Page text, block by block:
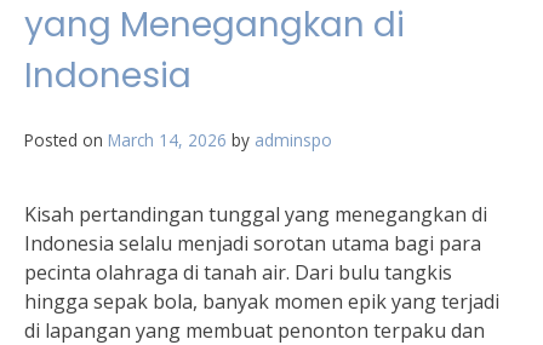
yang Menegangkan di
Indonesia
Posted on March 14, 2026 by adminspo
Kisah pertandingan tunggal yang menegangkan di
Indonesia selalu menjadi sorotan utama bagi para
pecinta olahraga di tanah air. Dari bulu tangkis
hingga sepak bola, banyak momen epik yang terjadi
di lapangan yang membuat penonton terpaku dan